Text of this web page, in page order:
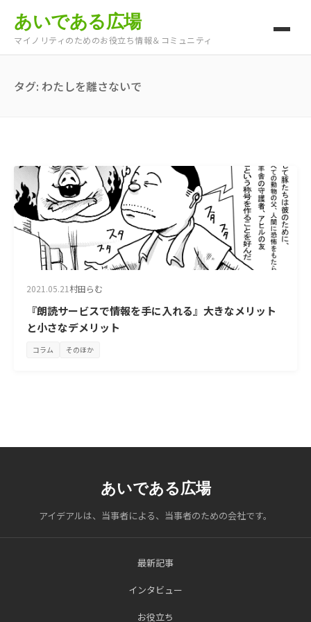
あいである広場
マイノリティのためのお役立ち情報＆コミュニティ
タグ: わたしを離さないで
2021.05.21村田らむ
『朗読サービスで情報を手に入れる』大きなメリット
と小さなデメリット
コラム そのほか
あいである広場
アイデアルは、当事者による、当事者のための会社です。
最新記事
インタビュー
お役立ち